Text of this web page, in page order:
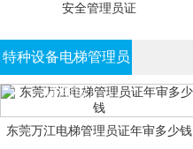
安全管理员证
特种设备电梯管理员
证年审
东莞万江电梯管理员证年审多少钱